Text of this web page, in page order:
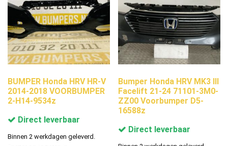
BUMPER Honda HRV HR-V
2014-2018 VOORBUMPER
2-H14-9534z
Direct leverbaar
Binnen 2 werkdagen geleverd.
Bumper Honda HRV MK3 III
Facelift 21-24 71101-3M0-
ZZ00 Voorbumper D5-
16588z
Direct leverbaar